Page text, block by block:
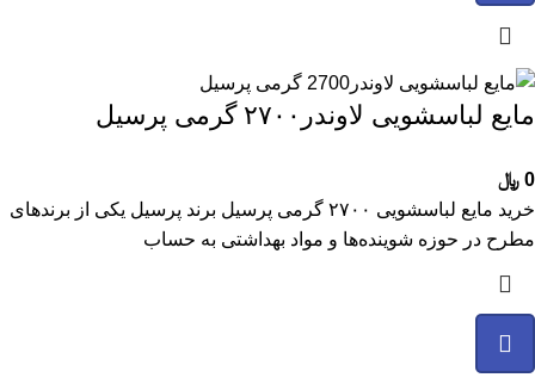
مایع لباسشویی لاوندر۲۷۰۰ گرمی پرسیل
0 ﷼
خرید مایع لباسشویی ۲۷۰۰ گرمی پرسیل برند پرسیل یکی از برندهای
مطرح در حوزه شوینده‌ها و مواد بهداشتی به حساب